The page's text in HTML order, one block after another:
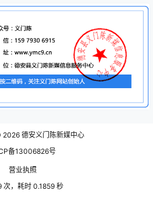
2026 德安义门陈新媒中心
备13006826号
营业执照
次，耗时 0.1859 秒